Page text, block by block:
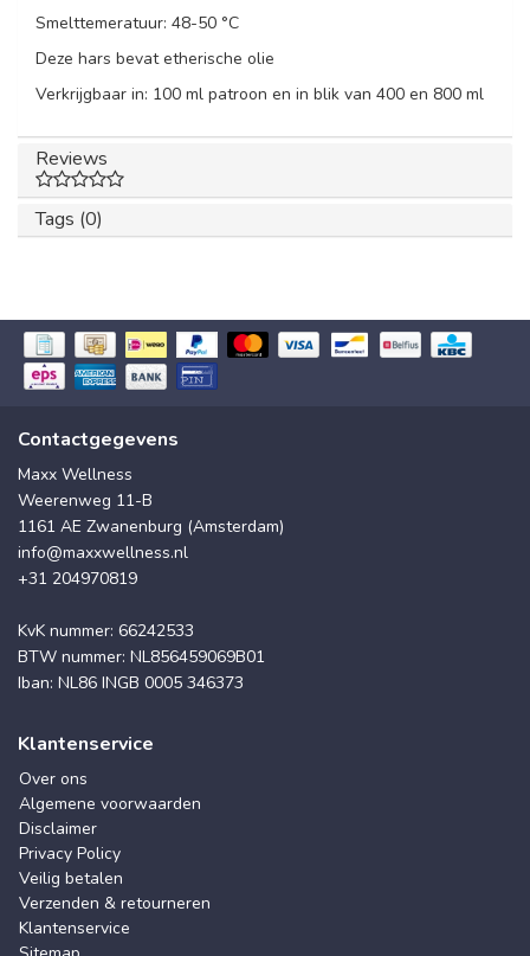
Smelttemeratuur: 48-50 °C
Deze hars bevat etherische olie
Verkrijgbaar in: 100 ml patroon en in blik van 400 en 800 ml
Reviews
Tags (0)
Contactgegevens
Maxx Wellness
Weerenweg 11-B
1161 AE Zwanenburg (Amsterdam)
info@maxxwellness.nl
+31 204970819
KvK nummer: 66242533
BTW nummer: NL856459069B01
Iban: NL86 INGB 0005 346373
Klantenservice
Over ons
Algemene voorwaarden
Disclaimer
Privacy Policy
Veilig betalen
Verzenden & retourneren
Klantenservice